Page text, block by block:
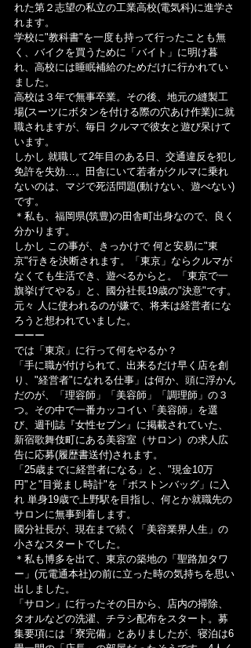
れた第２志望の私立の工業高校(電気科)に進学さ
れます。
学校に"教科書"を一度も持って行ったことも無
く、バイクを買うために「バイト」に明け暮
れ、高校には睡眠補給のためだけに行かれてい
ました。
高校は３年で無事卒業。その後、地元の縫製工
場(スーツにボタンを付ける際の穴あけ作業)に就
職されますが、毎日 クルマで彼女と遊び呆けて
います。
しかし 就職して2年目のある日、交通違反を犯し
免許を失効…。田舎にいて若者がクルマに乗れ
ないのは、マジで死活問題(動けない、遊べない)
です。
＊私も、福岡県(筑豊)の田舎町出身なので、良く
分かります。
しかし この事が、きっかけで 何と安易に"東
京"行きを決断されます。「東京」ならクルマが
なくても生活でき、遊べるからと。「東京で一
旗挙げてやる」と、國分社長19歳の"決意"です。
元々 人に使われるのが嫌で、将来は経営者にな
ろうと想われていました。
ーーー
では「東京」に行って何をやるか？
「手に職が付けられて、出来るだけ早く店を創
り、"経営者"になれる仕事」は何か、頭に浮かん
だのが、「理容師」「美容師」「調理師」の３
つ。その中で一番カッコイい「美容師」を選
び、週刊誌『女性セブン』に掲載されていた、
新宿歌舞伎町にある美容室（サロン）の求人広
告に応募(履歴書送付)されます。
「25歳までに経営者になる」と、"現金10万
円"と"目覚まし時計"を「ボストンバッグ」に入
れ 単身19歳で上野駅を目指し、何とか就職先の
サロンに無事到着します。
國分社長が、現在まで続く「美容業界人生」の
小さなスタートでした。
＊私も博多を出て、東京の築地の「聖路加タワ
ー」(元電通本社)の前に立った時の気持ちを思い
出しました。
「サロン」に行ったその日から、店内の掃除、
タオルなどの洗濯、チラシ配布をスタート。募
集要項には「寮完備」とありましたが、寝泊は6